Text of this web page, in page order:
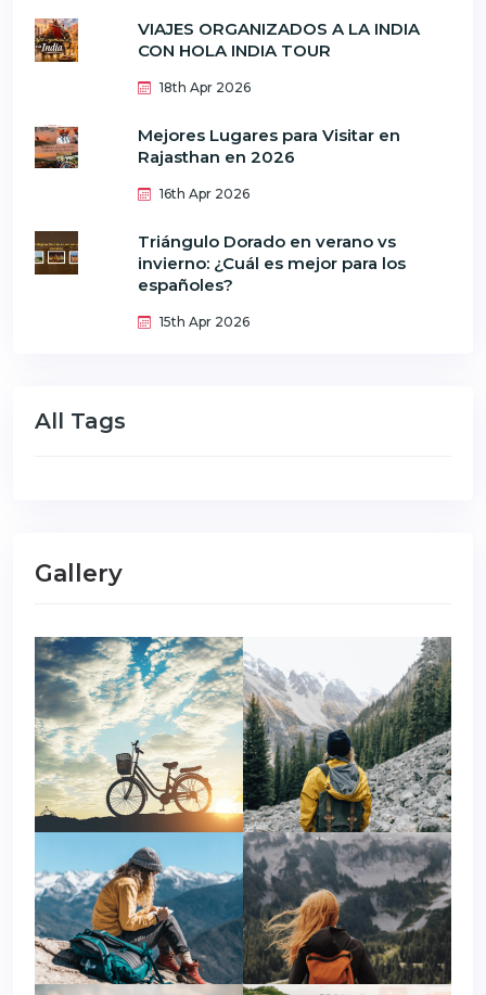
VIAJES ORGANIZADOS A LA INDIA
CON HOLA INDIA TOUR
18th Apr 2026
Mejores Lugares para Visitar en
Rajasthan en 2026
16th Apr 2026
Triángulo Dorado en verano vs
invierno: ¿Cuál es mejor para los
españoles?
15th Apr 2026
All Tags
Gallery